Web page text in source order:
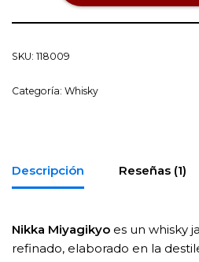
SKU: 118009
Categoría: Whisky
Descripción Reseñas (1)
Nikka Miyagikyo es un whisky
refinado, elaborado en la